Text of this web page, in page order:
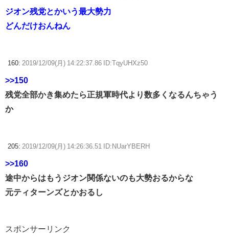
ジオン残党とかいう最大勢力
どんだけおんねん
160: 2019/12/09(月) 14:22:37.86 ID:TqyUHXz50
>>150
残党全部かき集めたら正規軍時代より数多くなるんちゃう
か
205: 2019/12/09(月) 14:26:36.51 ID:NUarYBERH
>>160
途中からはもうジオン関係ないのも大勢おるからな
元ティターンズとかおるし
スポンサーリンク